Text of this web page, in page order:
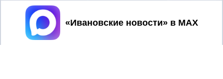
Принять